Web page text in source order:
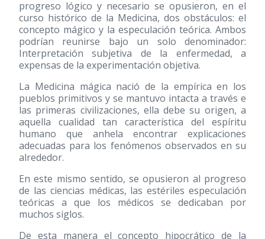
progreso lógico y necesario se opusieron, en el
curso histórico de la Medicina, dos obstáculos: el
concepto mágico y la especulación teórica. Ambos
podrían reunirse bajo un solo denominador:
Interpretación subjetiva de la enfermedad, a
expensas de la experimentación objetiva.
La Medicina mágica nació de la empírica en los
pueblos primitivos y se mantuvo intacta a través e
las primeras civilizaciones, ella debe su origen, a
aquella cualidad tan característica del espíritu
humano que anhela encontrar explicaciones
adecuadas para los fenómenos observados en su
alrededor.
En este mismo sentido, se opusieron al progreso
de las ciencias médicas, las estériles especulación
teóricas a que los médicos se dedicaban por
muchos siglos.
De esta manera el concepto hipocrático de la